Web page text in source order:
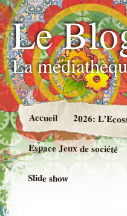
Le
La
Accueil 2026:
Espace Jeux de société
Slide show